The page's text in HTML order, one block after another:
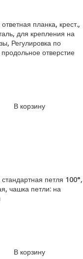
планка, крест.,
для крепления на
Регулировка по
отверстие
В корзину
петля 100°,
чашка петли: на
В корзину